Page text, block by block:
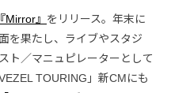
『Mirror』 をリリース。年末に
を果たし、ライブやスタジ
ト／マニュピレーターとして
TOURING」新CMにも